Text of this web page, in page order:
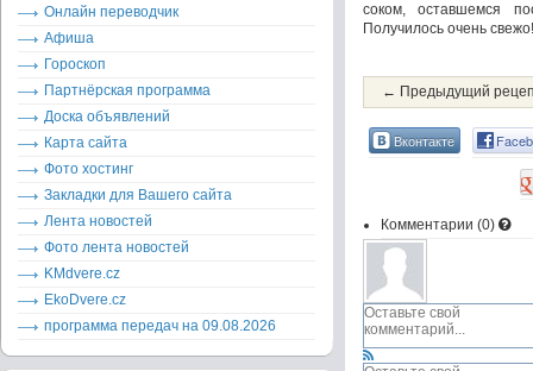
соком, оставшемся
Получилось очень
← Предыдущий
Вконтакте
Комментарии (0)
Онлайн переводчик
Афиша
Гороскоп
Партнёрская программа
Доска объявлений
Карта сайта
Фото хостинг
Закладки для Вашего сайта
Лента новостей
Фото лента новостей
KMdvere.cz
EkoDvere.cz
программа передач на 09.08.2026